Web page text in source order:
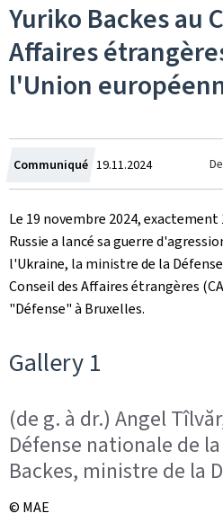
Yuriko Backes au
Affaires
l'Union
Communiqué Crée
le
19.11.2024
Le 19 novembre 2024, exactement
Russie a lancé sa guerre
l'Ukraine, la ministre de la
Conseil des Affaires étrangères
"Défense" à Bruxelles.
Gallery 1
(de g. à dr.) Angel
Défense nationale de
Backes, ministre de la
© MAE